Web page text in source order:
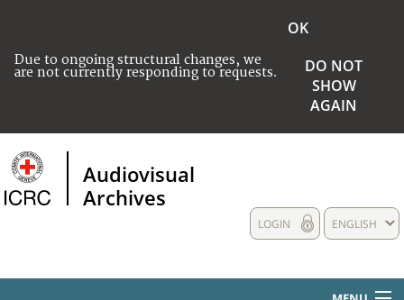
Due to ongoing structural changes, we
are not currently responding to requests.
OK
DO NOT
SHOW
AGAIN
Audiovisual
Archives
ENGLISH
LOGIN